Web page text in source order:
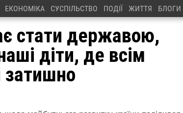
ЕКОНОМІКА СУСПІЛЬСТВО ПОДІЇ ЖИТТЯ БЛОГИ
стати державою,
діти, де всім
затишно